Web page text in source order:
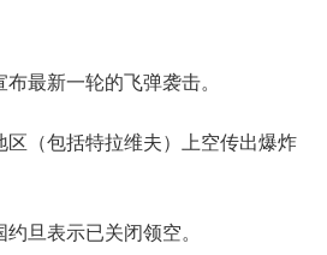
最新一轮的飞弹袭击。
（包括特拉维夫）上空传出爆炸
旦表示已关闭领空。